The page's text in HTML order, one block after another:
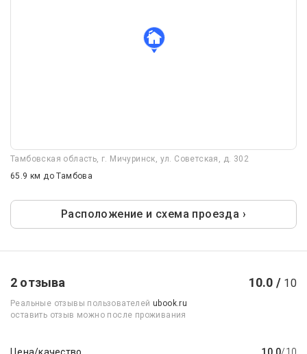
Тамбовская область, г. Мичуринск, ул. Советская, д. 302
65.9 кмдо Тамбова
Расположение и схема проезда ›
2 отзыва 10.0 / 10
Реальные отзывы пользователейubook.ru
оставить отзыв можно после проживания